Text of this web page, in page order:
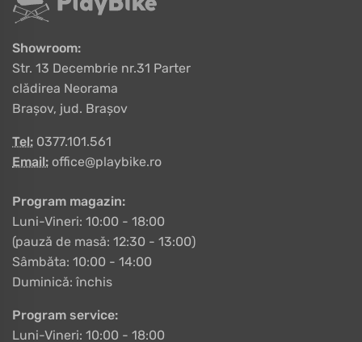
Showroom:
Str. 13 Decembrie nr.31 Parter
clădirea Neorama
Brașov, jud. Brașov
Tel: 0377.101.561
Email: office@playbike.ro
Program magazin:
Luni-Vineri: 10:00 - 18:00
(pauză de masă: 12:30 - 13:00)
Sâmbăta: 10:00 - 14:00
Duminică: închis
Program service:
Luni-Vineri: 10:00 - 18:00